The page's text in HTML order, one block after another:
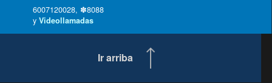
6007120028, ✽8088
yVideollamadas
Ir arriba